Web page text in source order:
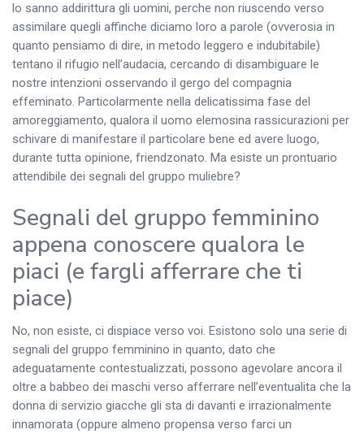
lo sanno addirittura gli uomini, perche non riuscendo verso
assimilare quegli affinche diciamo loro a parole (ovverosia in
quanto pensiamo di dire, in metodo leggero e indubitabile)
tentano il rifugio nell’audacia, cercando di disambiguare le
nostre intenzioni osservando il gergo del compagnia
effeminato. Particolarmente nella delicatissima fase del
amoreggiamento, qualora il uomo elemosina rassicurazioni per
schivare di manifestare il particolare bene ed avere luogo,
durante tutta opinione, friendzonato. Ma esiste un prontuario
attendibile dei segnali del gruppo muliebre?
Segnali del gruppo femminino
appena conoscere qualora le
piaci (e fargli afferrare che ti
piace)
No, non esiste, ci dispiace verso voi. Esistono solo una serie di
segnali del gruppo femminino in quanto, dato che
adeguatamente contestualizzati, possono agevolare ancora il
oltre a babbeo dei maschi verso afferrare nell’eventualita che la
donna di servizio giacche gli sta di davanti e irrazionalmente
innamorata (oppure almeno propensa verso farci un